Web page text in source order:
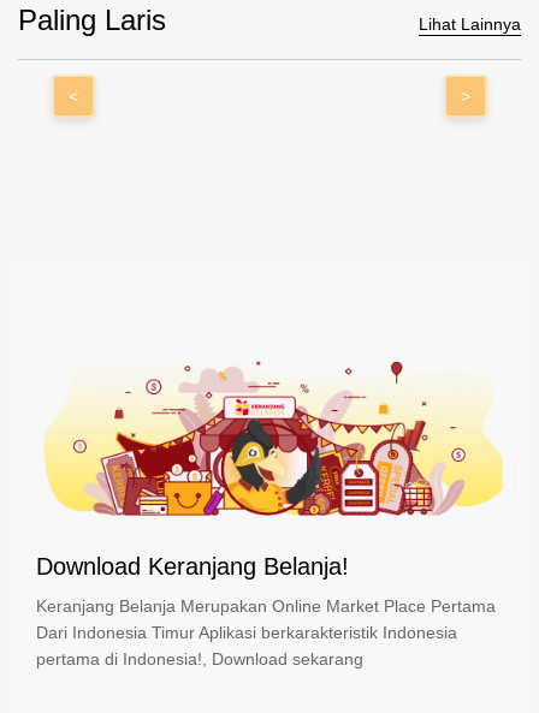
Paling Laris Lihat Lainnya
< >
Download Keranjang Belanja!
Keranjang Belanja Merupakan Online Market Place Pertama
Dari Indonesia Timur Aplikasi berkarakteristik Indonesia
pertama di Indonesia!, Download sekarang